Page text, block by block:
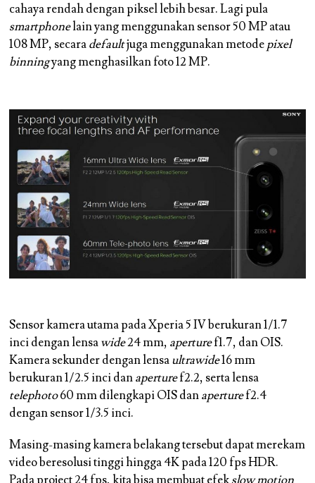
cahaya rendah dengan piksel lebih besar. Lagi pula
smartphonelain yang menggunakan sensor 50 MP atau
108 MP, secaradefaultjuga menggunakan metodepixel
binningyang menghasilkan foto 12 MP.
Sensor kamera utama pada Xperia 5 IV berukuran 1/1.7
inci dengan lensawide24 mm, aperturef1.7, dan OIS.
Kamera sekunder dengan lensaultrawide16 mm
berukuran 1/2.5 inci danaperturef2.2, serta lensa
telephoto60 mm dilengkapi OIS danaperturef2.4
dengan sensor 1/3.5 inci.
Masing-masing kamera belakang tersebut dapat merekam
video beresolusi tinggi hingga 4K pada 120 fps HDR.